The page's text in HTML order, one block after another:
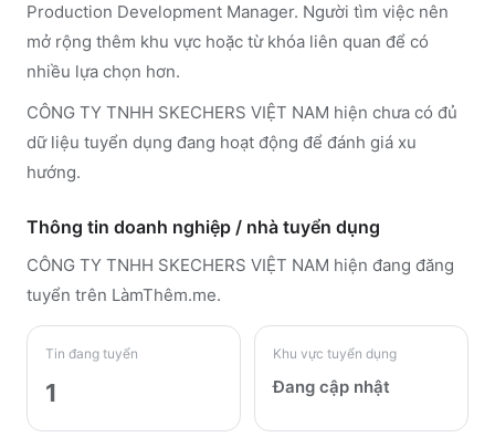
Production Development Manager. Người tìm việc nên
mở rộng thêm khu vực hoặc từ khóa liên quan để có
nhiều lựa chọn hơn.
CÔNG TY TNHH SKECHERS VIỆT NAM hiện chưa có đủ
dữ liệu tuyển dụng đang hoạt động để đánh giá xu
hướng.
Thông tin doanh nghiệp / nhà tuyển dụng
CÔNG TY TNHH SKECHERS VIỆT NAM hiện đang đăng
tuyển trên LàmThêm.me.
Tin đang tuyển
1
Khu vực tuyển dụng
Đang cập nhật